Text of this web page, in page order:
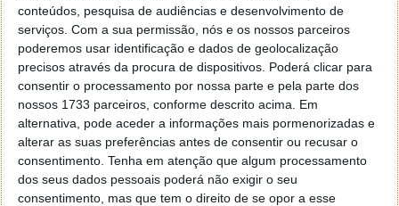
conteúdos, pesquisa de audiências e desenvolvimento de
serviços. Com a sua permissão, nós e os nossos parceiros
poderemos usar identificação e dados de geolocalização
precisos através da procura de dispositivos. Poderá clicar para
consentir o processamento por nossa parte e pela parte dos
nossos 1733 parceiros, conforme descrito acima. Em
alternativa, pode aceder a informações mais pormenorizadas e
alterar as suas preferências antes de consentir ou recusar o
consentimento. Tenha em atenção que algum processamento
dos seus dados pessoais poderá não exigir o seu
consentimento, mas que tem o direito de se opor a esse
Muita da tecnologia que até então estava apenas
associada à produção de produtos do dia-a-dia
encontrava-se apenas acessível a nível industrial mas
hoje quase tudo pode ser feito em casa. A tecnologia
evoluiu de tal forma que já pode produzir as suas
peças de decoração ou utensílios de cozinha através
de uma impressora 3D, ou transformar alimentos
como a água da torneira em água com gás no
conforto do seu lar.